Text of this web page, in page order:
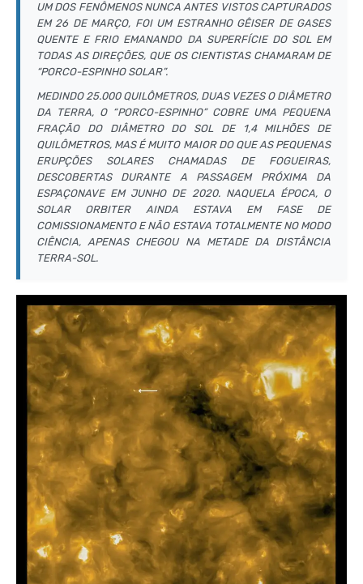
UM DOS FENÔMENOS NUNCA ANTES VISTOS CAPTURADOS
EM 26 DE MARÇO, FOI UM ESTRANHO GÊISER DE GASES
QUENTE E FRIO EMANANDO DA SUPERFÍCIE DO SOL EM
TODAS AS DIREÇÕES, QUE OS CIENTISTAS CHAMARAM DE
“PORCO-ESPINHO SOLAR”.
MEDINDO 25.000 QUILÔMETROS, DUAS VEZES O DIÂMETRO
DA TERRA, O “PORCO-ESPINHO” COBRE UMA PEQUENA
FRAÇÃO DO DIÂMETRO DO SOL DE 1,4 MILHÕES DE
QUILÔMETROS, MAS É MUITO MAIOR DO QUE AS PEQUENAS
ERUPÇÕES SOLARES CHAMADAS DE FOGUEIRAS,
DESCOBERTAS DURANTE A PASSAGEM PRÓXIMA DA
ESPAÇONAVE EM JUNHO DE 2020. NAQUELA ÉPOCA, O
SOLAR ORBITER AINDA ESTAVA EM FASE DE
COMISSIONAMENTO E NÃO ESTAVA TOTALMENTE NO MODO
CIÊNCIA, APENAS CHEGOU NA METADE DA DISTÂNCIA
TERRA-SOL.